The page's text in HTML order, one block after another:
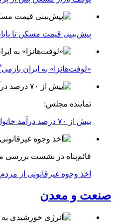
پیش‌بینی قیمت مسکن تا پایان
«لوفت‌هانزا» به ایران
نماینده مجلس:
بیش از ۷۰ درصد درآمد خانوار صرف اجاره خانه می‌شود
قائم‌پناه در نشست
اخذ وجوه غیرقانونی از
صنعت و معدن